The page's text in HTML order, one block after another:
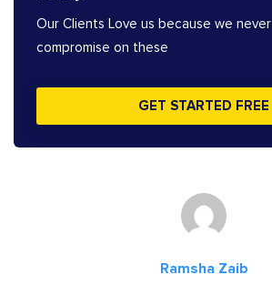
Our Clients Love us because we never
compromise on these
GET STARTED FREE
Ramsha Zaib